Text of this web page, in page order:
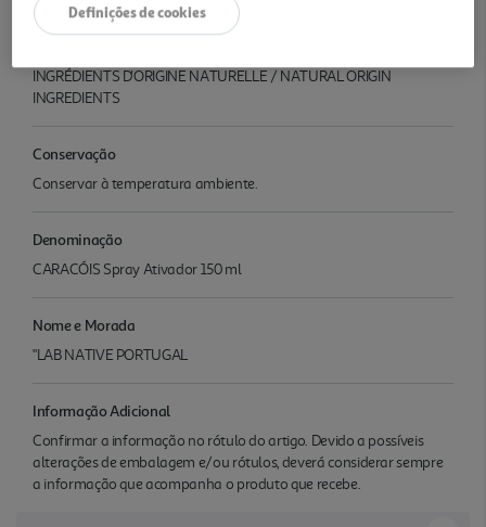
CINNAMAL. TETRAMETHYL
ACETYLOCTAHYDRONAPHTHALENES. BENZALDEHYDE.
INGRÉDIENTS D'ORIGINE NATURELLE / NATURAL ORIGIN
INGREDIENTS
Conservação
Conservar à temperatura ambiente.
Denominação
CARACÓIS Spray Ativador 150 ml
Nome e Morada
"LAB NATIVE PORTUGAL
Informação Adicional
Confirmar a informação no rótulo do artigo. Devido a possíveis
alterações de embalagem e/ou rótulos, deverá considerar sempre
a informação que acompanha o produto que recebe.
Definições de cookies